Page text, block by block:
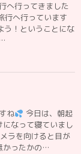
へ行ってきました
行へ行っています
う！ということにな
ね
今日は、朝起
なって寝ていまし
ラを向けると目が
かったかの…